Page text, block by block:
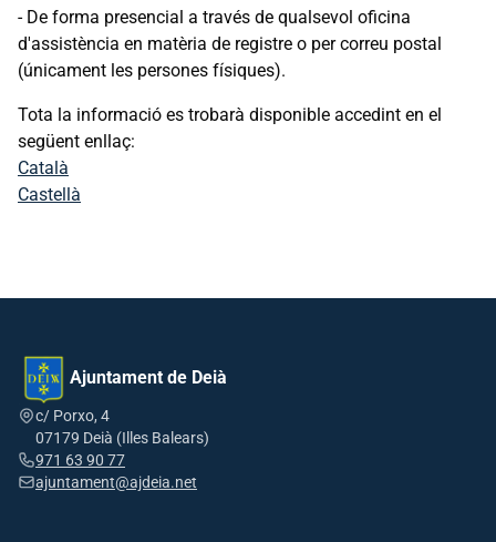
- De forma presencial a través de qualsevol oficina
d'assistència en matèria de registre o per correu postal
(únicament les persones físiques).
Tota la informació es trobarà disponible accedint en el
següent enllaç:
Català
Castellà
Ajuntament de Deià
c/ Porxo, 4
07179 Deià (Illes Balears)
971 63 90 77
ajuntament@ajdeia.net